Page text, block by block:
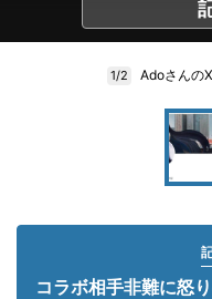
1/2 Adoさんの
コラボ相手非難に怒